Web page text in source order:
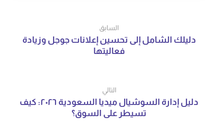
السابق
دليلك الشامل إلى تحسين إعلانات جوجل وزيادة
فعاليتها
التالي
دليل إدارة السوشيال ميديا السعودية ٢٠٢٦: كيف
تسيطر على السوق؟